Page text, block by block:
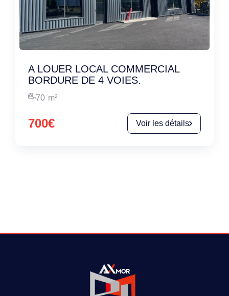
A LOUER LOCAL COMMERCIAL
BORDURE DE 4 VOIES.
70 m²
700€ Voir les détails